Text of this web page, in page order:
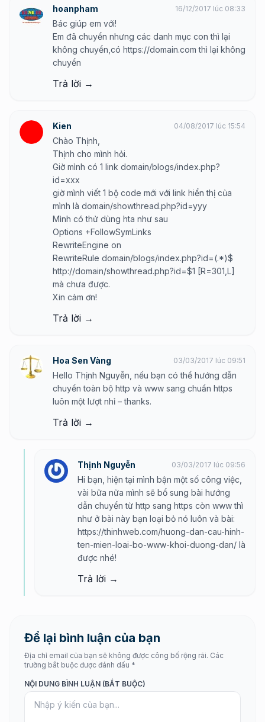
hoanpham 16/12/2017 lúc 08:33
Bác giúp em với!
Em đã chuyển nhưng các danh mục con thì lại
không chuyển,có https://domain.com thì lại không
chuyển
Trả lời →
Kien 04/08/2017 lúc 15:54
Chào Thịnh,
Thịnh cho mình hỏi.
Giờ mình có 1 link domain/blogs/index.php?
id=xxx
giờ mình viết 1 bộ code mới với link hiển thị của
mình là domain/showthread.php?id=yyy
Mình có thử dùng hta như sau
Options +FollowSymLinks
RewriteEngine on
RewriteRule domain/blogs/index.php?id=(.*)$
http://domain/showthread.php?id=$1 [R=301,L]
mà chưa được.
Xin cảm ơn!
Trả lời →
Hoa Sen Vàng 03/03/2017 lúc 09:51
Hello Thịnh Nguyễn, nếu bạn có thể hướng dẫn
chuyển toàn bộ http và www sang chuẩn https
luôn một lượt nhỉ – thanks.
Trả lời →
Thịnh Nguyễn 03/03/2017 lúc 09:56
Hi bạn, hiện tại mình bận một số công việc,
vài bữa nữa mình sẽ bổ sung bài hướng
dẫn chuyển từ http sang https còn www thì
như ở bài này bạn loại bỏ nó luôn và bài:
https://thinhweb.com/huong-dan-cau-hinh-
ten-mien-loai-bo-www-khoi-duong-dan/ là
được nhé!
Trả lời →
Để lại bình luận của bạn
Địa chỉ email của bạn sẽ không được công bố rộng rãi. Các
trường bắt buộc được đánh dấu *
NỘI DUNG BÌNH LUẬN (BẮT BUỘC)